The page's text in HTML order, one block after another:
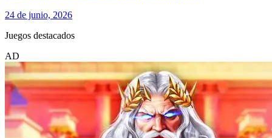
24 de junio, 2026
Juegos destacados
AD